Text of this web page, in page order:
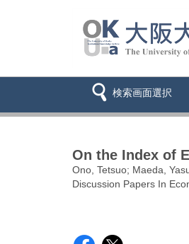
検索画面選択
On the Index of
Ono, Tetsuo; Maeda,
Discussion Papers In